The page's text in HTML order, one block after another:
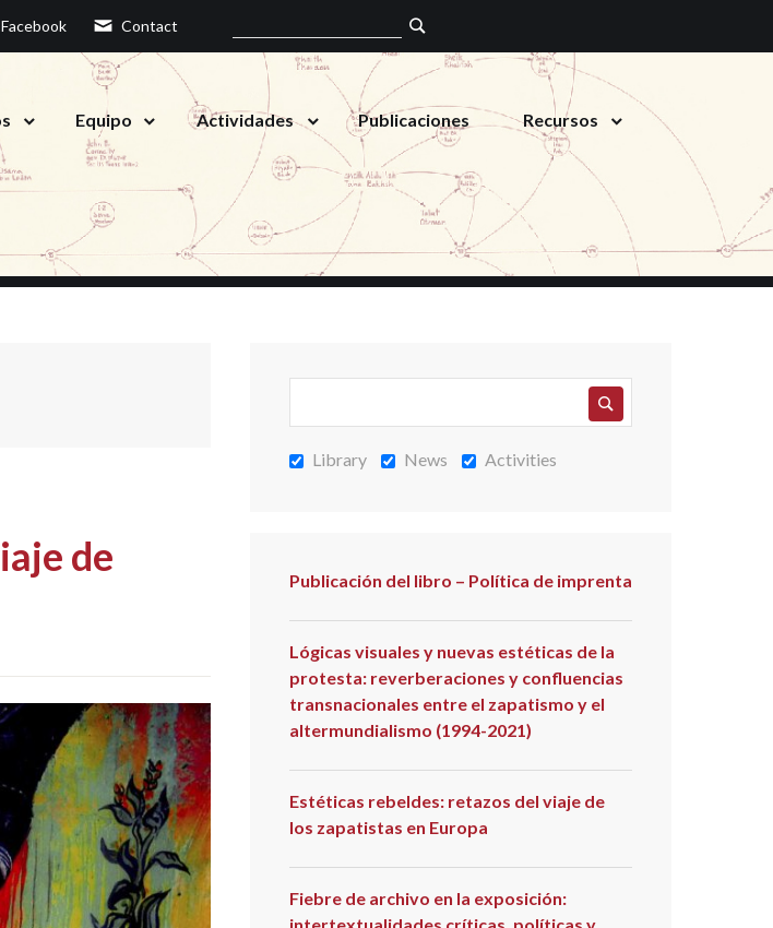
Facebook Contact
Equipo Actividades Publicaciones Recursos
de
Library News Activities
Publicación del libro – Política de imprenta
Lógicas visuales y nuevas estéticas de la
protesta: reverberaciones y confluencias
transnacionales entre el zapatismo y el
altermundialismo (1994-2021)
Estéticas rebeldes: retazos del viaje de
los zapatistas en Europa
Fiebre de archivo en la exposición: